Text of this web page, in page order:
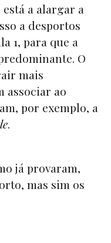
a alargar a
a desportos
1, para que a
O
mais
associar ao
por exemplo, a
.
já provaram,
mas sim os